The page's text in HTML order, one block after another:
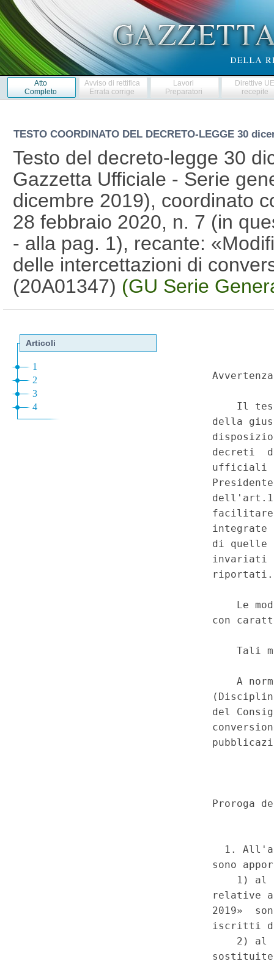
Atto
Completo
Avviso di rettifica
Errata corrige
Lavori
Preparatori
Direttive
recepite
TESTO COORDINATO DEL DECRETO-LEGGE 30
Testo del decreto-legge 30
Gazzetta Ufficiale - Serie
dicembre 2019), coordinato
28 febbraio 2020, n. 7 (in
- alla pag. 1), recante:
delle intercettazioni di
(20A01347) (GU Serie